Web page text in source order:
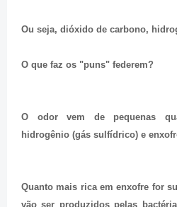
Ou seja, dióxido de carbono,
O que faz os "puns" federem?
O odor vem de pequenas
hidrogênio (gás sulfídrico) e
Quanto mais rica em enxofre for
vão ser produzidos pelas